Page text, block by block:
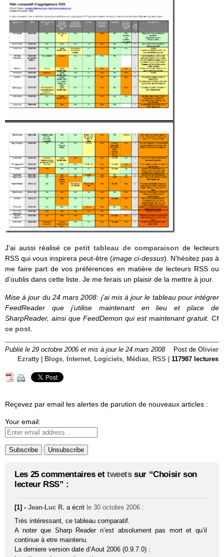
J’ai aussi réalisé ce petit tableau de comparaison de lecteurs
RSS qui vous inspirera peut-être (image ci-dessus). N’hésitez pas à
me faire part de vos préférences en matière de lecteurs RSS ou
d’oublis dans cette liste. Je me ferais un plaisir de la mettre à jour.
Mise à jour du 24 mars 2008: j’ai mis à jour le tableau pour intégrer
FeedReader que j’utilise maintenant en lieu et place de
SharpReader, ainsi que FeedDemon qui est maintenant gratuit. Cf
ce post
Publié le 29 octobre 2006 et mis à jour le 24 mars 2008 Post de Olivier
Ezratty
Blogs Internet Logiciels Médias RSS 117987 lectures
Reçevez par email les alertes de parution de nouveaux articles :
Your email:
Les 25 commentaires et tweetssur “Choisir son
lecteur RSS” :
[1] -Jean-Luc R. a écrit le 30 octobre 2006 :
Très intéressant, ce tableau comparatif.
A noter que Sharp Reader n’est absolument pas mort et qu’il
continue à etre maintenu.
La derniere version date d’Aout 2006 (0.9.7.0) :